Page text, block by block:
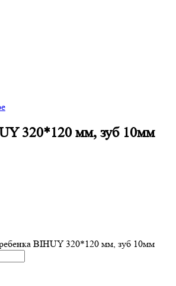
320*120 мм, зуб 10мм
BIHUY 320*120 мм, зуб 10мм